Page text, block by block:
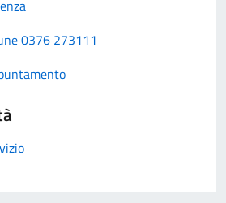
0376 273111